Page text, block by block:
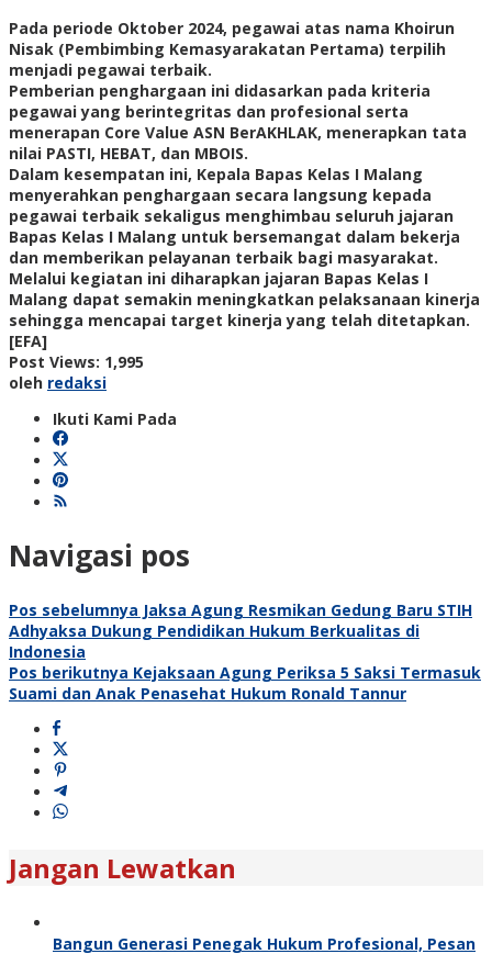
Pada periode Oktober 2024, pegawai atas nama Khoirun
Nisak (Pembimbing Kemasyarakatan Pertama) terpilih
menjadi pegawai terbaik.
Pemberian penghargaan ini didasarkan pada kriteria
pegawai yang berintegritas dan profesional serta
menerapan Core Value ASN BerAKHLAK, menerapkan tata
nilai PASTI, HEBAT, dan MBOIS.
Dalam kesempatan ini, Kepala Bapas Kelas I Malang
menyerahkan penghargaan secara langsung kepada
pegawai terbaik sekaligus menghimbau seluruh jajaran
Bapas Kelas I Malang untuk bersemangat dalam bekerja
dan memberikan pelayanan terbaik bagi masyarakat.
Melalui kegiatan ini diharapkan jajaran Bapas Kelas I
Malang dapat semakin meningkatkan pelaksanaan kinerja
sehingga mencapai target kinerja yang telah ditetapkan.
[EFA]
Post Views: 1,995
oleh redaksi
Ikuti Kami Pada
Navigasi pos
Pos sebelumnya Jaksa Agung Resmikan Gedung Baru STIH
Adhyaksa Dukung Pendidikan Hukum Berkualitas di
Indonesia
Pos berikutnya Kejaksaan Agung Periksa 5 Saksi Termasuk
Suami dan Anak Penasehat Hukum Ronald Tannur
Jangan Lewatkan
Bangun Generasi Penegak Hukum Profesional, Pesan